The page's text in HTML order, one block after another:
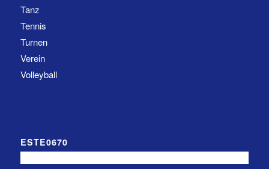
Tanz
Tennis
Turnen
Verein
Volleyball
ESTE0670